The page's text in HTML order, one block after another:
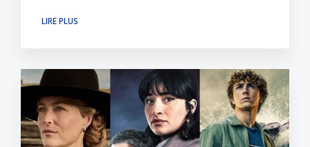
LIRE PLUS